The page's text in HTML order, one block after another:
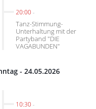
20:00-
Tanz-Stimmung-
Unterhaltung mit der
Partyband "DIE
VAGABUNDEN"
- 24.05.2026
10:30-